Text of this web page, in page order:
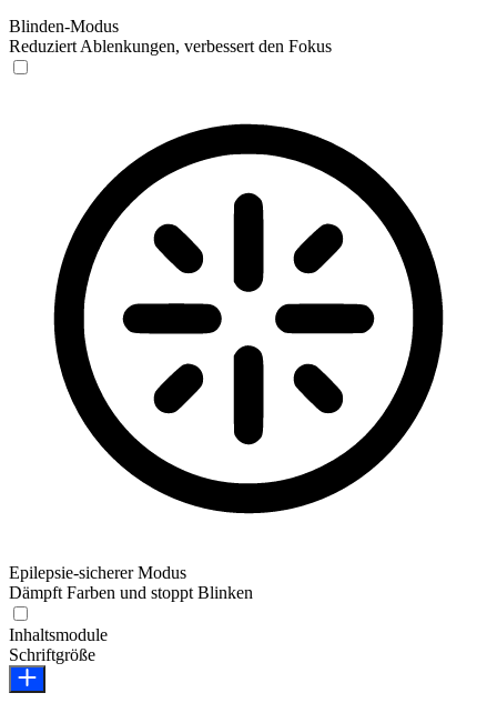
Blinden-Modus
Reduziert Ablenkungen, verbessert den Fokus
Epilepsie-sicherer Modus
Dämpft Farben und stoppt Blinken
Inhaltsmodule
Schriftgröße